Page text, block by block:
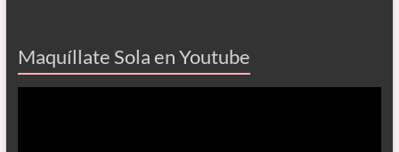
Maquíllate Sola en Youtube